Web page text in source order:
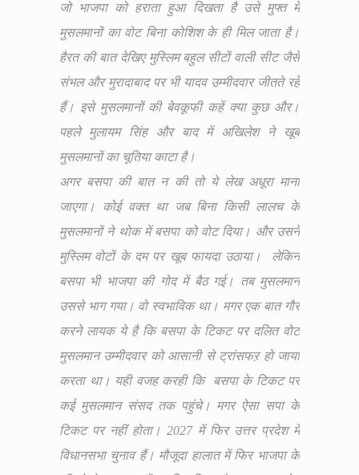
जो भाजपा को हराता हुआ दिखता है उसे मुफ्त में
मुसलमानों का वोट बिना कोशिश के ही मिल जाता है।
हैरत की बात देखिए मुस्लिम बहुल सीटों वाली सीट जैसे
संभल और मुरादाबाद पर भी यादव उम्मीदवार जीतते रहे
हैं। इसे मुसलमानों की बेवकूफी कहें क्या कुछ और।
पहले मुलायम सिंह और बाद में अखिलेश ने खूब
मुसलमानों का चूतिया काटा है।
अगर बसपा की बात न की तो ये लेख अधूरा माना
जाएगा। कोई वक्त था जब बिना किसी लालच के
मुसलमानों ने थोक में बसपा को वोट दिया। और उसने
मुस्लिम वोटों के दम पर खूब फायदा उठाया। लेकिन
बसपा भी भाजपा की गोद में बैठ गई। तब मुसलमान
उससे भाग गया। वो स्वभाविक था। मगर एक बात गौर
करने लायक ये है कि बसपा के टिकट पर दलित वोट
मुसलमान उम्मीदवार को आसानी से ट्रांसफऱ हो जाया
करता था। यही वजह करही कि बसपा के टिकट पर
कई मुसलमान संसद तक पहुंचे। मगर ऐसा सपा के
टिकट पर नहीं होता। 2027 में फिर उत्तर प्रदेश में
विधानसभा चुनाव हैं। मौजूदा हालात में फिर भाजपा के